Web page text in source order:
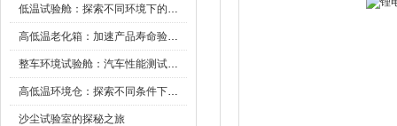
低温试验舱：探索不同环境下的科技边界
高低温老化箱：加速产品寿命验证的可靠伙伴
整车环境试验舱：汽车性能测试的设备
高低温环境仓：探索不同条件下的科学奥秘
沙尘试验室的探秘之旅